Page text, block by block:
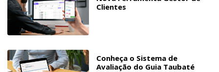
Clientes
Conheça o Sistema de
Avaliação do Guia Taubaté